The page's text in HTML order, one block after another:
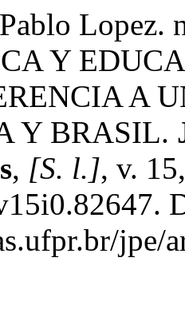
Lopez.
Y
A
Y BRASIL.
, [S. l.], v.
jpe/